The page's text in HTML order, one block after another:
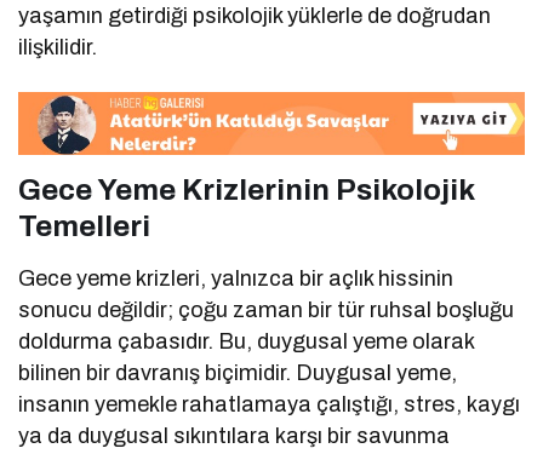
yaşamın getirdiği psikolojik yüklerle de doğrudan
ilişkilidir.
Gece Yeme Krizlerinin Psikolojik
Temelleri
Gece yeme krizleri, yalnızca bir açlık hissinin
sonucu değildir; çoğu zaman bir tür ruhsal boşluğu
doldurma çabasıdır. Bu, duygusal yeme olarak
bilinen bir davranış biçimidir. Duygusal yeme,
insanın yemekle rahatlamaya çalıştığı, stres, kaygı
ya da duygusal sıkıntılara karşı bir savunma